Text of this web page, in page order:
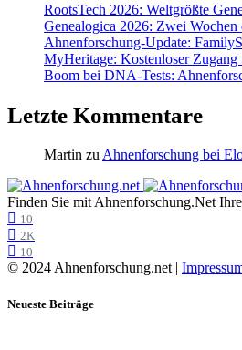
RootsTech 2026: Weltgrößte
Genealogica 2026: Zwei
Ahnenforschung-Update:
MyHeritage: Kostenloser
Boom bei DNA-Tests:
Letzte Kommentare
Martin zu Ahnenforschung bei
Finden Sie mit Ahnenforschung.Net
10
2K
10
© 2024 Ahnenforschung.net |
Neueste Beiträge